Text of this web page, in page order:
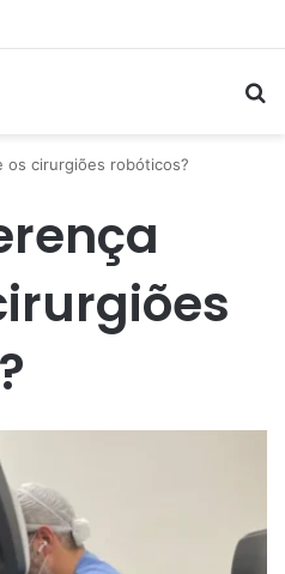
que acabe
os cirurgiões robóticos?